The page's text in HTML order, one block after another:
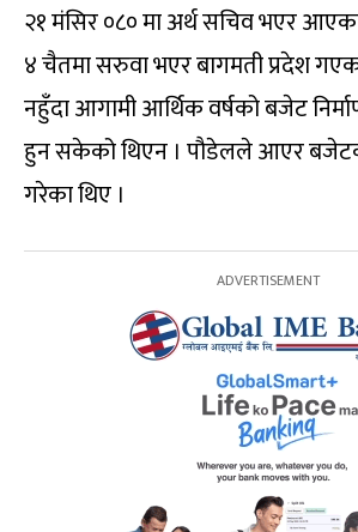
२१ मंसिर ०८० मा अर्थ सचिव भएर
४ चैतमा सरुवा भएर बागमती प्रदेश
नहुँदा आगामी आर्थिक वर्षको बजेट
हुन सकेको थिएन । पौडेलले आएर
गरेका थिए ।